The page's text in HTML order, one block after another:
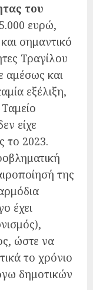
του
ευρώ,
σημαντικό
Τραγίλου
αμέσως και
εξέλιξη,
είχε
το 2023.
της
έχει
ώστε να
το χρόνιο
δημοτικών